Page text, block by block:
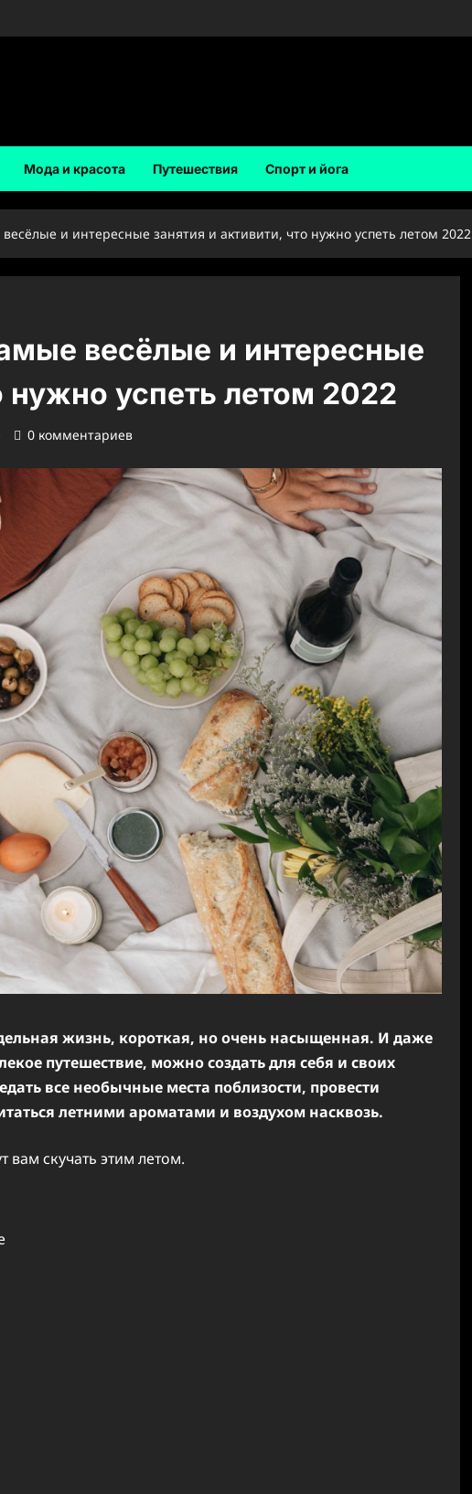
Мода и красота Путешествия Спорт и йога
и интересные занятия и активити, что нужно успеть летом 2022
весёлые и интересные
нужно успеть летом 2022
0 комментариев
жизнь, короткая, но очень насыщенная. И даже
путешествие, можно создать для себя и своих
все необычные места поблизости, провести
летними ароматами и воздухом насквозь.
вам скучать этим летом.